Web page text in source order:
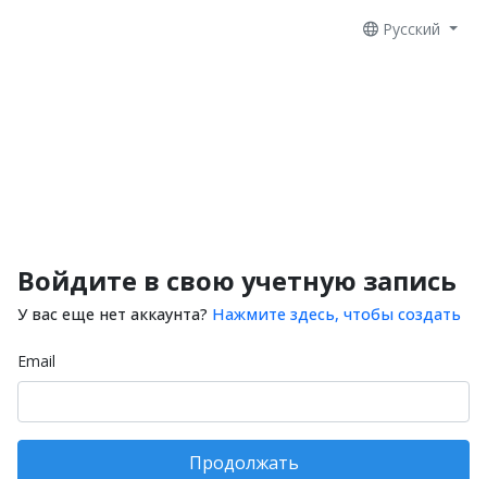
Русский
Войдите в свою учетную запись
У вас еще нет аккаунта? Нажмите здесь, чтобы создать
Email
Продолжать